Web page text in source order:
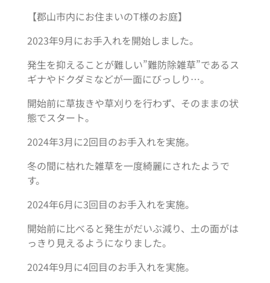
【郡山市内にお住まいのT様のお庭】
2023年9月にお手入れを開始しました。
発生を抑えることが難しい”難防除雑草”であるス
ギナやドクダミなどが一面にびっしり…。
開始前に草抜きや草刈りを行わず、そのままの状
態でスタート。
2024年3月に2回目のお手入れを実施。
冬の間に枯れた雑草を一度綺麗にされたようで
す。
2024年6月に3回目のお手入れを実施。
開始前に比べると発生がだいぶ減り、土の面がは
っきり見えるようになりました。
2024年9月に4回目のお手入れを実施。